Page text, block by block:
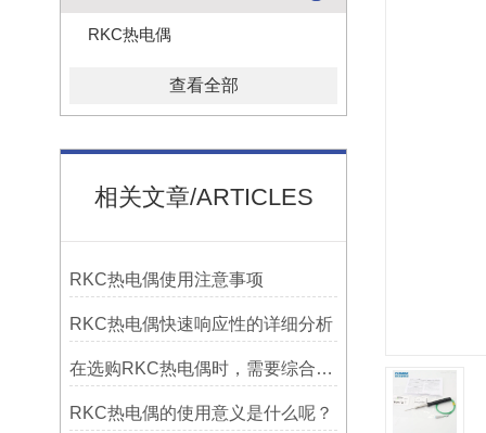
RKC热电偶
查看全部
相关文章/ARTICLES
RKC热电偶使用注意事项
RKC热电偶快速响应性的详细分析
在选购RKC热电偶时，需要综合考虑多个因素
RKC热电偶的使用意义是什么呢？